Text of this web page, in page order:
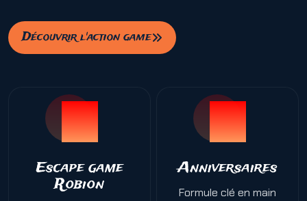
Découvrir l'action game
Escape game
Robion
Anniversaires
Formule clé en main